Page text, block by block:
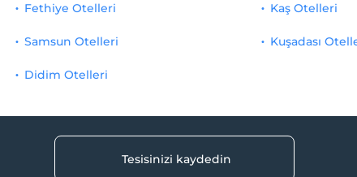
Fethiye Otelleri
Samsun Otelleri
Didim Otelleri
Kaş Otelleri
Kuşadası
Tesisinizi kaydedin